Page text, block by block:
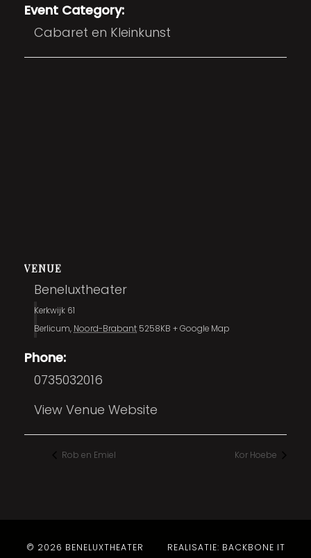
Event Category:
Cabaret en Kleinkunst
VENUE
Beneluxtheater
Kerkwijk 61
Berlicum, Noord-Brabant 5258KB + Google Map
Phone:
0735032016
View Venue Website
Rob en Emiel Kor Hoebe
© 2026 BENELUXTHEATER REALISATIE: BACKBONE IT